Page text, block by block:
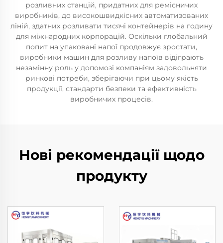
розливних станцій, придатних для ремісничих
виробників, до високошвидкісних автоматизованих
ліній, здатних розливати тисячі контейнерів на годину
для міжнародних корпорацій. Оскільки глобальний
попит на упаковані напої продовжує зростати,
виробники машин для розливу напоїв відіграють
незамінну роль у допомозі компаніям задовольняти
ринкові потреби, зберігаючи при цьому якість
продукції, стандарти безпеки та ефективність
виробничих процесів.
Нові рекомендації щодо
продукту